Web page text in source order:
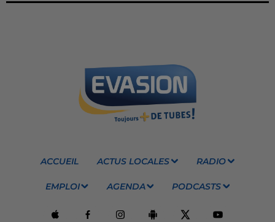
ACCUEIL ACTUS LOCALES RADIO
EMPLOI AGENDA PODCASTS